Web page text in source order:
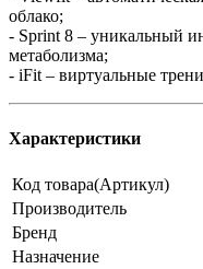
облако;
- Sprint 8 – уникальный
метаболизма;
- iFit – виртуальные
Характеристики
Код товара(Артикул)
Производитель
Бренд
Назначение